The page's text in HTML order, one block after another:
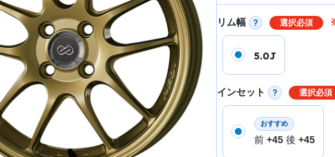
リム幅 選択必須
5.0J
インセット 選択必須
おすすめ
前 +45 後 +45